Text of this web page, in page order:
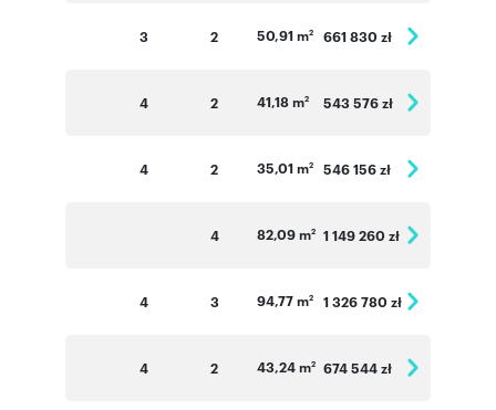
3 2 50,91 m2 661 830 zł
4 2 41,18 m2 543 576 zł
4 2 35,01 m2 546 156 zł
4 82,09 m2 1 149 260 zł
4 3 94,77 m2 1 326 780 zł
4 2 43,24 m2 674 544 zł